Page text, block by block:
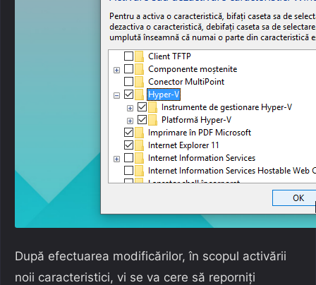
După efectuarea modificărilor, în scopul activării
noii caracteristici, vi se va cere să reporniți